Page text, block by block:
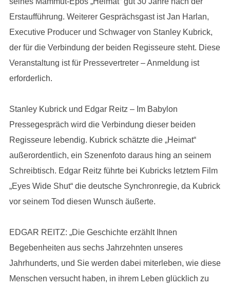
Erstaufführung. Weiterer Gesprächsgast ist Jan Harlan,
Executive Producer und Schwager von Stanley Kubrick,
der für die Verbindung der beiden Regisseure steht. Diese
Veranstaltung ist für Pressevertreter – Anmeldung ist
erforderlich.
Stanley Kubrick und Edgar Reitz – Im Babylon
Pressegespräch wird die Verbindung dieser beiden
Regisseure lebendig. Kubrick schätzte die „Heimat“
außerordentlich, ein Szenenfoto daraus hing an seinem
Schreibtisch. Edgar Reitz führte bei Kubricks letztem Film
„Eyes Wide Shut“ die deutsche Synchronregie, da Kubrick
vor seinem Tod diesen Wunsch äußerte.
EDGAR REITZ: „Die Geschichte erzählt Ihnen
Begebenheiten aus sechs Jahrzehnten unseres
Jahrhunderts, und Sie werden dabei miterleben, wie diese
Menschen versucht haben, in ihrem Leben glücklich zu